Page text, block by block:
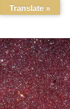
Translate »